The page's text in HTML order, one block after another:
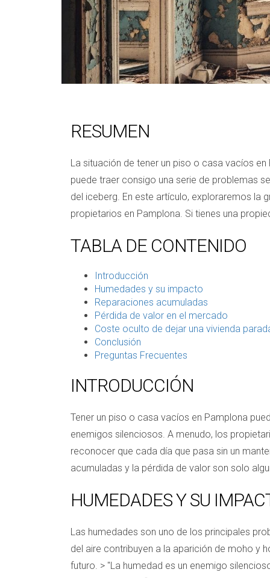
RESUMEN
La situación de tener un piso o casa vacíos
puede traer consigo una serie de problemas
del iceberg. En este artículo, exploraremos la
propietarios en Pamplona. Si tienes una
TABLA DE CONTENIDO
Introducción
Humedades y su impacto
Reparaciones acumuladas
Pérdida de valor en el mercado
Coste oculto de dejar una vivienda
Conclusión
Preguntas Frecuentes
INTRODUCCIÓN
Tener un piso o casa vacíos en Pamplona
enemigos silenciosos. A menudo, los
reconocer que cada día que pasa sin un
acumuladas y la pérdida de valor son solo
HUMEDADES Y SU
Las humedades son uno de los principales
del aire contribuyen a la aparición de moho y
futuro. > "La humedad es un enemigo